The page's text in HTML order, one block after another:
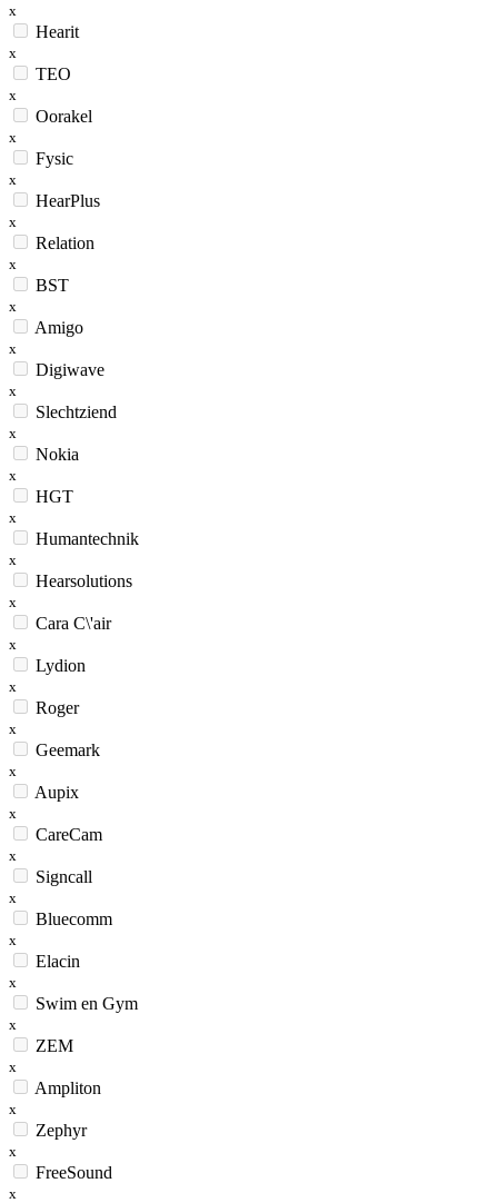
x
Hearit
x
TEO
x
Oorakel
x
Fysic
x
HearPlus
x
Relation
x
BST
x
Amigo
x
Digiwave
x
Slechtziend
x
Nokia
x
HGT
x
Humantechnik
x
Hearsolutions
x
Cara C\'air
x
Lydion
x
Roger
x
Geemark
x
Aupix
x
CareCam
x
Signcall
x
Bluecomm
x
Elacin
x
Swim en Gym
x
ZEM
x
Ampliton
x
Zephyr
x
FreeSound
x